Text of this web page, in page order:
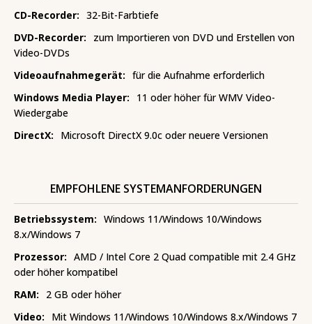
CD-Recorder: 32-Bit-Farbtiefe
DVD-Recorder:
zum Importieren von DVD und Erstellen von
Video-DVDs
Videoaufnahmegerät: für die Aufnahme erforderlich
Windows Media Player:
11 oder höher für WMV Video-
Wiedergabe
DirectX:
Microsoft DirectX 9.0c oder neuere Versionen
EMPFOHLENE SYSTEMANFORDERUNGEN
Betriebssystem: Windows 11/Windows 10/Windows
8.x/Windows 7
Prozessor: AMD / Intel Core 2 Quad compatible mit 2.4 GHz
oder höher kompatibel
RAM:
2 GB oder höher
Video:
Mit Windows 11/Windows 10/Windows 8.x/Windows 7